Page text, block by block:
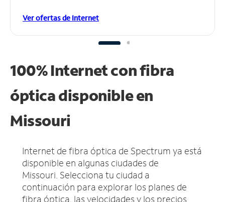
Ver ofertas de Internet
100% Internet con fibra
óptica disponible en
Missouri
Internet de fibra óptica de Spectrum ya está
disponible en algunas ciudades de
Missouri. Selecciona tu ciudad a
continuación para explorar los planes de
fibra óptica, las velocidades y los precios